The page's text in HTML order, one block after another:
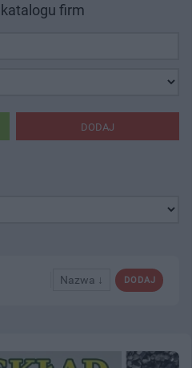
firm
DODAJ
DODAJ
Nazwa ↓